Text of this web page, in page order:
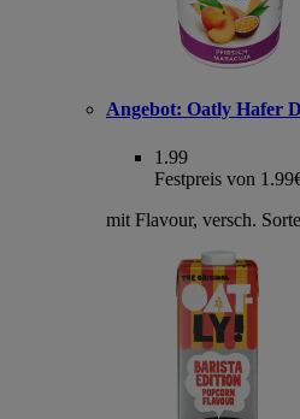
Angebot: Oatly Hafer
1.99
Festpreis von
mit Flavour, versch.